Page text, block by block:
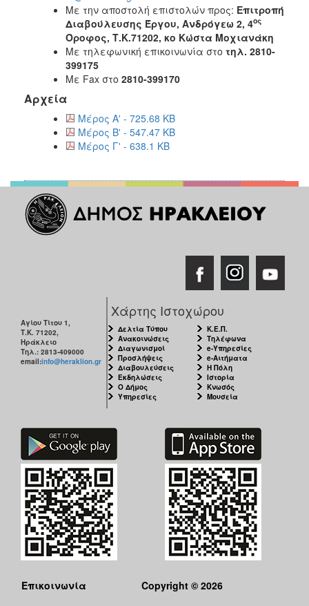
Με την αποστολή επιστολών προς: Επιτροπή
Διαβούλευσης Έργου, Ανδρόγεω 2, 4ος
Όροφος, Τ.Κ.71202, κο Κώστα Μοχιανάκη
Με τηλεφωνική επικοινωνία στο τηλ. 2810-
399175
Με Fax στο 2810-399170
Αρχεία
Μέρος Α' - 725.68 KB
Μέρος Β' - 547.47 KB
Μέρος Γ' - 638.1 KB
Αγίου Τίτου 1,
Τ.Κ. 71202,
Ηράκλειο
Τηλ.: 2813-409000
email:info@heraklion.gr
Χάρτης Ιστοχώρου
Δελτία Τύπου
Ανακοινώσεις
Διαγωνισμοί
Προσλήψεις
Διαβουλεύσεις
Εκδηλώσεις
Ο Δήμος
Υπηρεσίες
Κ.Ε.Π.
Τηλέφωνα
e-Υπηρεσίες
e-Αιτήματα
Η Πόλη
Ιστορία
Κνωσός
Μουσεία
Επικοινωνία
Copyright © 2026